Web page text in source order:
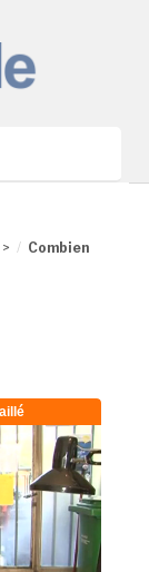
>
Combien